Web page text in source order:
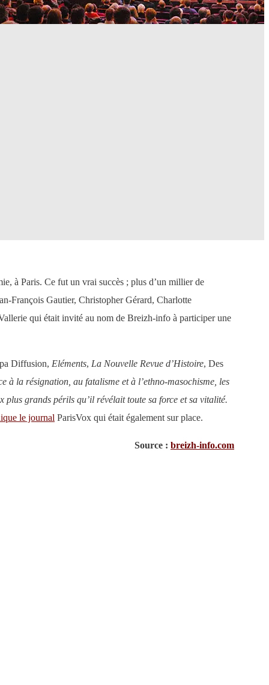
à Paris. Ce fut un vrai succès ; plus d’un millier de
François Gautier, Christopher Gérard, Charlotte
qui était invité au nom de Breizh-info à participer une
Diffusion, Eléments, La Nouvelle Revue d’Histoire, Des
à la résignation, au fatalisme et à l’ethno-masochisme, les
plus grands périls qu’il révélait toute sa force et sa vitalité.
le journal ParisVox qui était également sur place.
Source : breizh-info.com